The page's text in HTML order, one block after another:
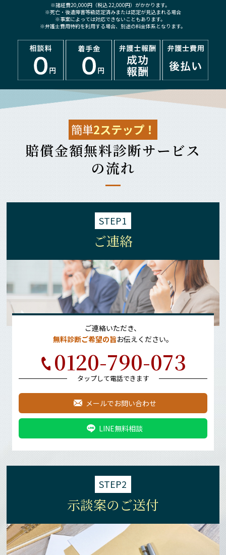
※諸経費20,000円（税込 22,000円）がかかります。
※死亡・後遺障害等級認定済みまたは認定が見込まれる場合
※事案によっては対応できないこともあります。
※弁護士費用特約を利用する場合、別途の料金体系となります。
簡単2ステップ！
賠償金額無料診断サービス
の流れ
STEP1
ご連絡
ご連絡いただき、
無料診断ご希望の旨お伝えください。
0120-790-073
タップして電話できます
メールでお問い合わせ
LINE無料相談
STEP2
示談案のご送付